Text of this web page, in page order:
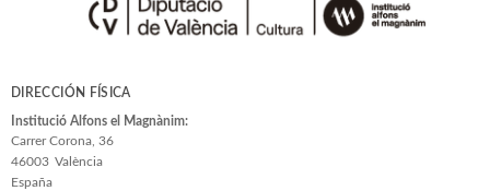
DIRECCIÓN FÍSICA
Institució Alfons el Magnànim:
Carrer Corona, 36
46003 València
España